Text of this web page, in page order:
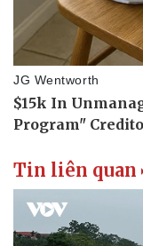
Tin liên quan